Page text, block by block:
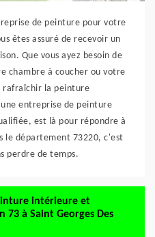
de peinture pour votre
êtes assuré de recevoir un
Que vous ayez besoin de
chambre à coucher ou votre
rafraîchir la peinture
entreprise de peinture
est là pour répondre à
le département 73220, c'est
perdre de temps.
intérieure et
73 à Saint Georges Des